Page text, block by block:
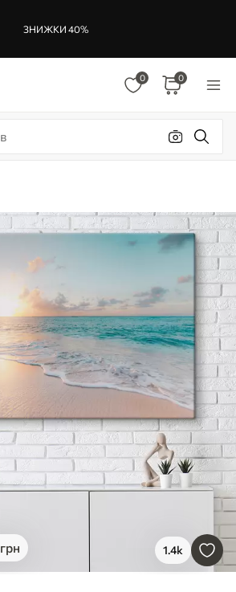
ЗНИЖКИ 40%
0 0
грн 1.4k